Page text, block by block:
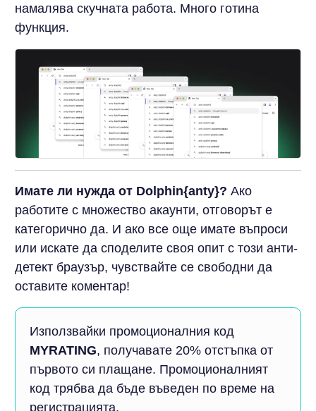
намалява скучната работа. Много готина
функция.
Имате ли нужда от Dolphin{anty}? Ако
работите с множество акаунти, отговорът е
категорично да. И ако все още имате въпроси
или искате да споделите своя опит с този анти-
детект браузър, чувствайте се свободни да
оставите коментар!
Използвайки промоционалния код
MYRATING, получавате 20% отстъпка от
първото си плащане. Промоционалният
код трябва да бъде въведен по време на
регистрацията.